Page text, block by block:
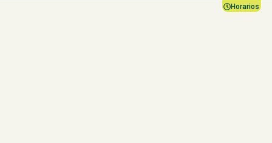
Horarios